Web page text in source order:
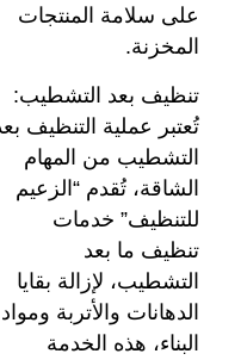
على سلامة المنتجات
المخزنة.
تنظيف بعد التشطيب:
تُعتبر عملية التنظيف
التشطيب من المهام
الشاقة، تُقدم “الزعيم
للتنظيف” خدمات
تنظيف ما بعد
التشطيب، لإزالة بقايا
الدهانات والأتربة ومواد
البناء، هذه الخدمة